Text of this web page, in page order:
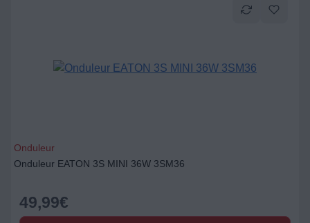
Onduleur
Onduleur EATON 3S MINI 36W 3SM36
49,99€